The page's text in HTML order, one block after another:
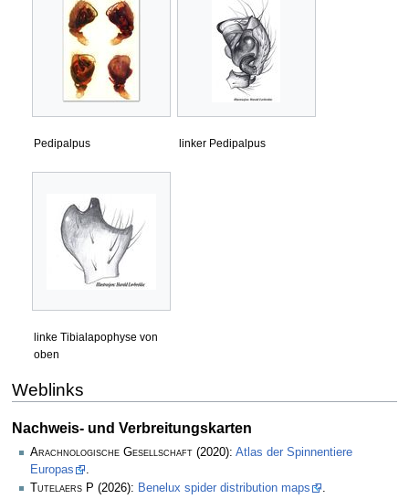
Pedipalpus linker Pedipalpus
linke Tibialapophyse von
oben
Weblinks
Nachweis- und Verbreitungskarten
Arachnologische Gesellschaft (2020): Atlas der Spinnentiere
Europas
.
Tutelaers P (2026): Benelux spider distribution maps
.